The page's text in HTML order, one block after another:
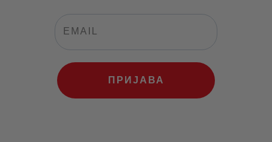
ПРИЈАВА